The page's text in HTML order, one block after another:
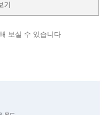
기
보실 수 있습니다